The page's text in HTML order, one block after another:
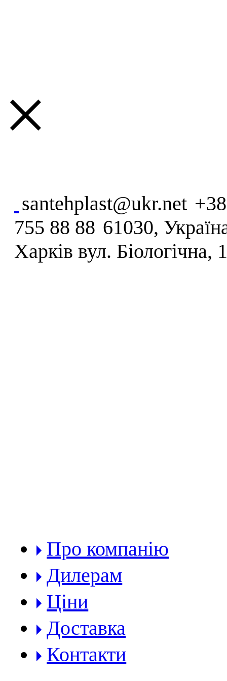
×
santehplast@ukr.net
755 88 88 61030,
Харків вул. Біологічна,
Про компанію
Дилерам
Ціни
Доставка
Контакти